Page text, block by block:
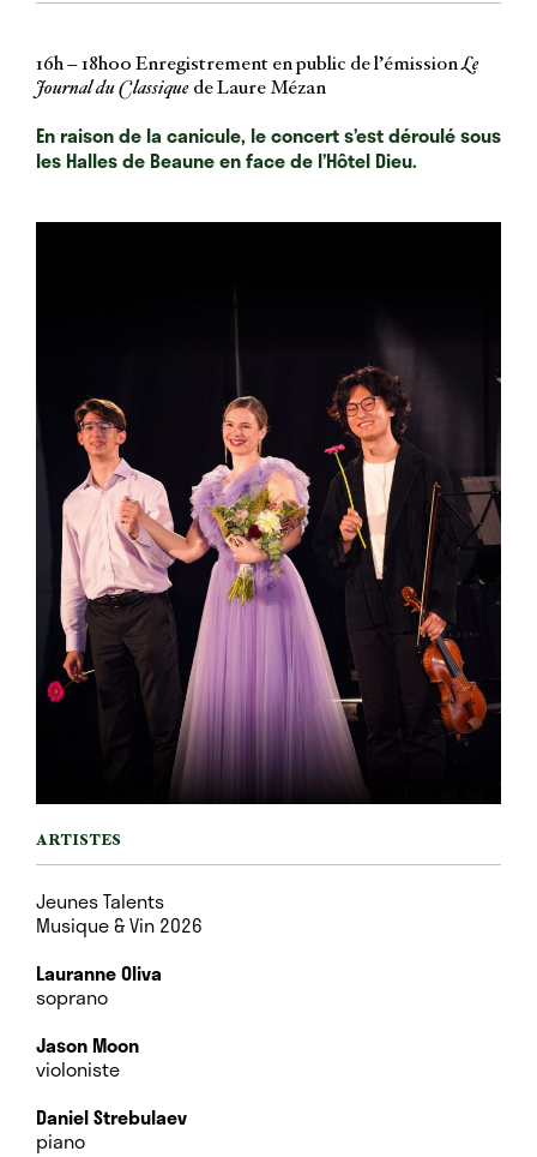
16h – 18h00 Enregistrement en public de l’émissionLe
Journal du Classique de Laure Mézan
En raison de la canicule, le concert s’est déroulé sous
les Halles de Beaune en face de l’Hôtel Dieu.
ARTISTES
Jeunes Talents
Musique & Vin 2026
Lauranne Oliva
soprano
Jason Moon
violoniste
Daniel Strebulaev
piano